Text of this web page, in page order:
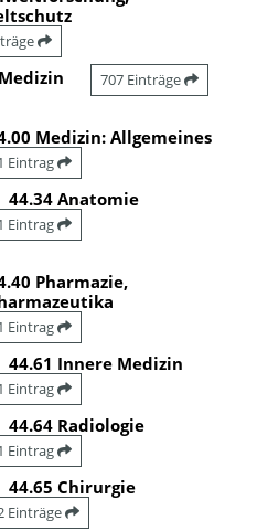
707 Einträge
Medizin: Allgemeines
Eintrag
44.34 Anatomie
Eintrag
Pharmazie,
Eintrag
44.61 Innere Medizin
Eintrag
44.64 Radiologie
Eintrag
44.65 Chirurgie
Einträge